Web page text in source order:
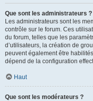
Que sont les administrateurs ?
Les administrateurs sont les
contrôle sur le forum. Ces
du forum, telles que les
d’utilisateurs, la création de
peuvent également être
dépend de la configuration
Haut
Que sont les modérateurs ?